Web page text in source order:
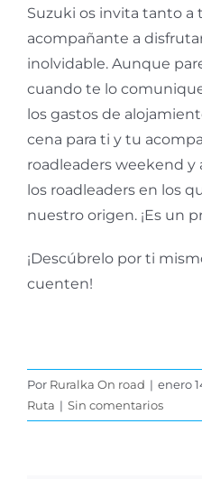
Suzuki os invita tanto a
acompañante a
inolvidable. Aunque
cuando te lo
los gastos de
cena para ti y tu
roadleaders weekend
los roadleaders en los
nuestro origen. ¡Es un
¡Descúbrelo por ti
cuenten!
Por Ruralka On road | enero
Ruta | Sin comentarios